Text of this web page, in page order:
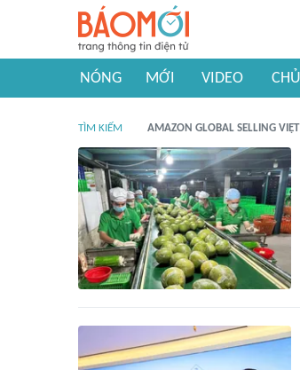
NÓNG MỚI VIDEO
TÌM KIẾM AMAZON GLOBAL SELLING